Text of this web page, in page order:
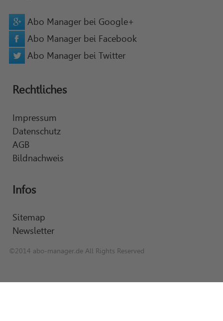
Abo Manager bei Google+
Abo Manager bei Facebook
Abo Manager bei Twitter
Rechtliches
Impressum
Datenschutz
AGB
Bildnachweis
Infos
Sitemap
Newsletter
©2014 abo-manager.de All Rights Reserved